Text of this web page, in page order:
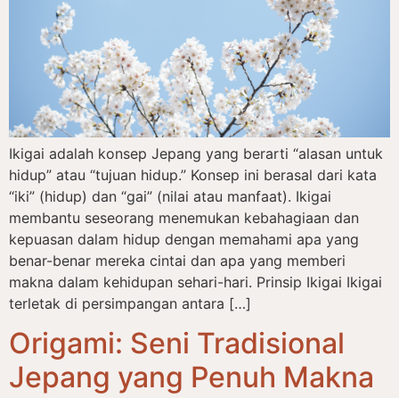
Ikigai adalah konsep Jepang yang berarti “alasan untuk
hidup” atau “tujuan hidup.” Konsep ini berasal dari kata
“iki” (hidup) dan “gai” (nilai atau manfaat). Ikigai
membantu seseorang menemukan kebahagiaan dan
kepuasan dalam hidup dengan memahami apa yang
benar-benar mereka cintai dan apa yang memberi
makna dalam kehidupan sehari-hari. Prinsip Ikigai Ikigai
terletak di persimpangan antara […]
Origami: Seni Tradisional
Jepang yang Penuh Makna